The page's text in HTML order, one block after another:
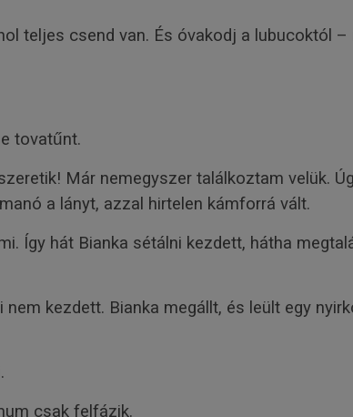
teljes csend van. És óvakodj a lubucoktól
tovatűnt.
Már nemegyszer találkoztam velük.
a lányt, azzal hirtelen kámforrá vált.
Így hát Bianka sétálni kezdett, hátha
kezdett. Bianka megállt, és leült egy
csak felfázik.